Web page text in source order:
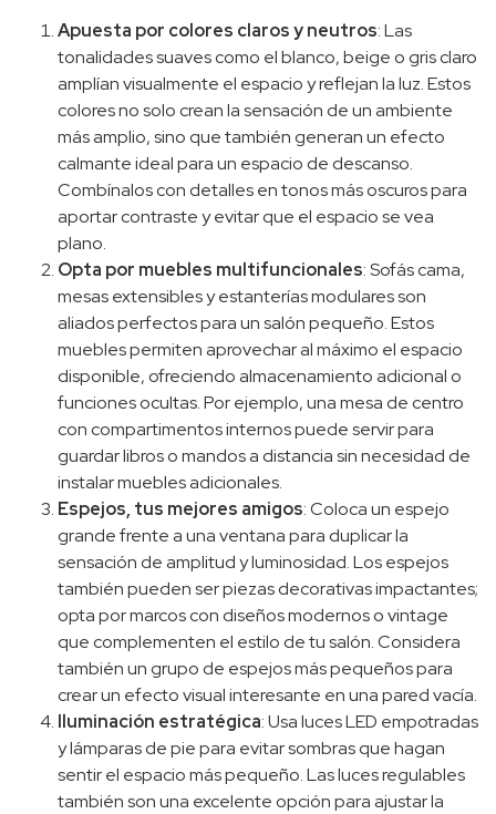
Apuesta por colores claros y neutros: Las
tonalidades suaves como el blanco, beige o gris claro
amplían visualmente el espacio y reflejan la luz. Estos
colores no solo crean la sensación de un ambiente
más amplio, sino que también generan un efecto
calmante ideal para un espacio de descanso.
Combínalos con detalles en tonos más oscuros para
aportar contraste y evitar que el espacio se vea
plano.
Opta por muebles multifuncionales: Sofás cama,
mesas extensibles y estanterías modulares son
aliados perfectos para un salón pequeño. Estos
muebles permiten aprovechar al máximo el espacio
disponible, ofreciendo almacenamiento adicional o
funciones ocultas. Por ejemplo, una mesa de centro
con compartimentos internos puede servir para
guardar libros o mandos a distancia sin necesidad de
instalar muebles adicionales.
Espejos, tus mejores amigos: Coloca un espejo
grande frente a una ventana para duplicar la
sensación de amplitud y luminosidad. Los espejos
también pueden ser piezas decorativas impactantes;
opta por marcos con diseños modernos o vintage
que complementen el estilo de tu salón. Considera
también un grupo de espejos más pequeños para
crear un efecto visual interesante en una pared vacía.
Iluminación estratégica: Usa luces LED empotradas
y lámparas de pie para evitar sombras que hagan
sentir el espacio más pequeño. Las luces regulables
también son una excelente opción para ajustar la